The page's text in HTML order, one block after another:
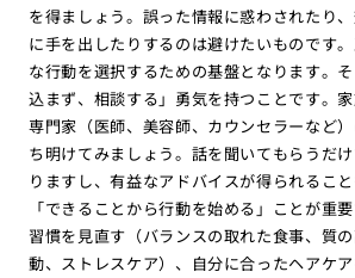
を得ましょう。誤った情報に惑わされたり
に手を出したりするのは避けたいものです
な行動を選択するための基盤となります。
込まず、相談する」勇気を持つことです。
専門家（医師、美容師、カウンセラーなど
ち明けてみましょう。話を聞いてもらうだ
りますし、有益なアドバイスが得られること
「できることから行動を始める」ことが重
習慣を見直す（バランスの取れた食事、質
動、ストレスケア）、自分に合ったヘアケ